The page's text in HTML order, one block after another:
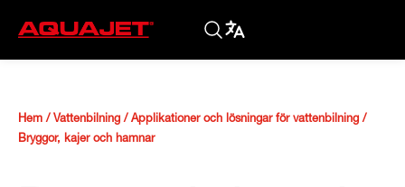
Hem / Vattenbilning / Applikationer och lösningar för vattenbilning /
Bryggor, kajer och hamnar